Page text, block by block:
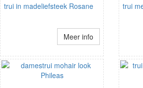
trui in madeliefsteek Rosane
Meer info
trui